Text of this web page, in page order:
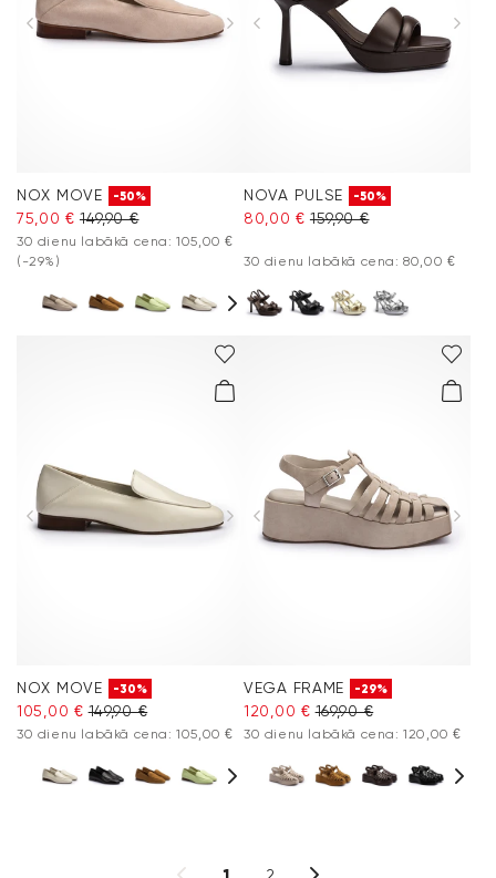
NOX MOVE -50%
75,00 € 149,90 €
30 dienu labākā cena: 105,00 €
(-29%)
NOVA PULSE -50%
80,00 € 159,90 €
30 dienu labākā cena: 80,00 €
NOX MOVE -30%
105,00 € 149,90 €
30 dienu labākā cena: 105,00 €
VEGA FRAME -29%
120,00 € 169,90 €
30 dienu labākā cena: 120,00 €